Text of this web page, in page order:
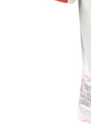
Zaključek nakupa